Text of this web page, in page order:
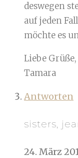
deswegen
auf jeden
möchte es
Liebe Grüße,
Tamara
Antworten
sisters,
24. März